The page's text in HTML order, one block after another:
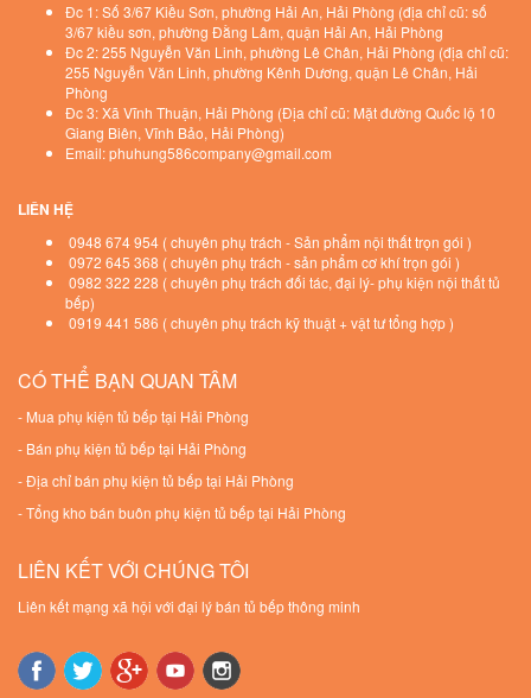
Đc 1: Số 3/67 Kiều Sơn, phường Hải An, Hải Phòng (địa chỉ cũ: số
3/67 kiều sơn, phường Đằng Lâm, quận Hải An, Hải Phòng
Đc 2: 255 Nguyễn Văn Linh, phường Lê Chân, Hải Phòng (địa chỉ cũ:
255 Nguyễn Văn Linh, phường Kênh Dương, quận Lê Chân, Hải
Phòng
Đc 3: Xã Vĩnh Thuận, Hải Phòng (Địa chỉ cũ: Mặt đường Quốc lộ 10
Giang Biên, Vĩnh Bảo, Hải Phòng)
Email: phuhung586company@gmail.com
LIÊN HỆ
0948 674 954 ( chuyên phụ trách - Sản phẩm nội thất trọn gói )
0972 645 368 ( chuyên phụ trách - sản phẩm cơ khí trọn gói )
0982 322 228 ( chuyên phụ trách đối tác, đại lý- phụ kiện nội thất tủ
bếp)
0919 441 586 ( chuyên phụ trách kỹ thuật + vật tư tổng hợp )
CÓ THỂ BẠN QUAN TÂM
- Mua phụ kiện tủ bếp tại Hải Phòng
- Bán phụ kiện tủ bếp tại Hải Phòng
-Địa chỉ bán phụ kiện tủ bếp tại Hải Phòng
-Tổng kho bán buôn phụ kiện tủ bếp tại Hải Phòng
LIÊN KẾT VỚI CHÚNG TÔI
Liên kết mạng xã hội với đại lý bán tủ bếp thông minh